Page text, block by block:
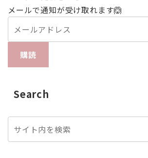
メールで通知が受け取れます🙆
購読
Search